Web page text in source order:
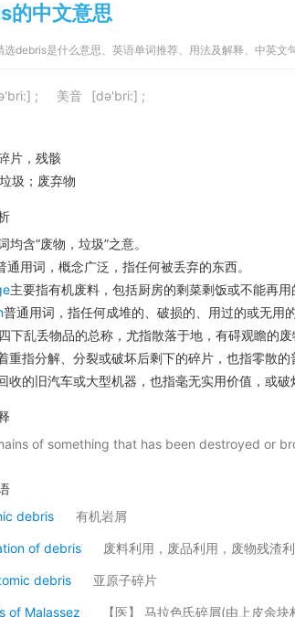
的中文意思
选debris是什么意思、英语单词推荐、用法及解释、中英文
; 美音 [də'bri:] ;
片，残骸
圾；废弃物
均含“废物，垃圾”之意。
通用词，概念广泛，指任何被丢弃的东西。
主要指有机废料，包括厨房的剩菜剩饭或不能再用
普通用词，指任何成堆的、破损的、用过的或无用
下乱丢物品的总称，尤指散落于地，有碍观瞻的废
重指分解、分裂或破坏后剩下的碎片，也指零散的
收的旧汽车或大型机器，也指毫无实用价值，或破
of something that has been destroyed or
debris
有机岩屑
of debris 废料利用，废品利用，废物残渣
debris 亚原子碎片
of Malassez 【医】 马拉色氏碎屑(由上皮余块